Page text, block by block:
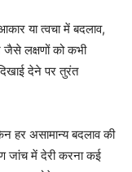
या त्वचा में बदलाव,
जैसे लक्षणों को कभी
देने पर तुरंत
हर असामान्य बदलाव की
जांच में देरी करना कई